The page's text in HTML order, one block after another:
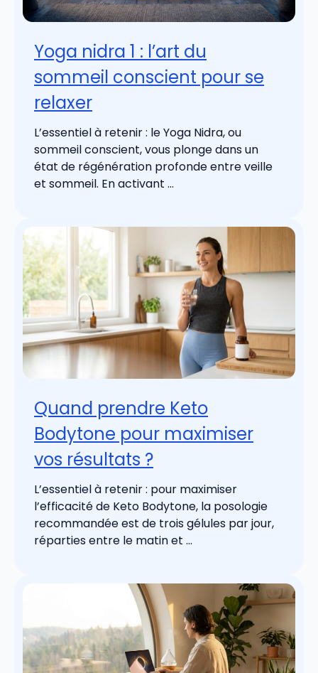
Yoga nidra 1 : l’art du
sommeil conscient pour se
relaxer
L’essentiel à retenir : le Yoga Nidra, ou
sommeil conscient, vous plonge dans un
état de régénération profonde entre veille
et sommeil. En activant ...
Quand prendre Keto
Bodytone pour maximiser
vos résultats ?
L’essentiel à retenir : pour maximiser
l’efficacité de Keto Bodytone, la posologie
recommandée est de trois gélules par jour,
réparties entre le matin et ...